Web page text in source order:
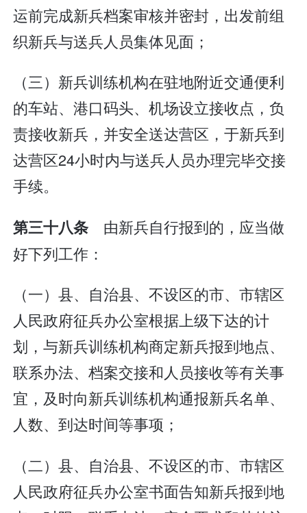
运前完成新兵档案审核并密封，出发前组
织新兵与送兵人员集体见面；
（三）新兵训练机构在驻地附近交通便利
的车站、港口码头、机场设立接收点，负
责接收新兵，并安全送达营区，于新兵到
达营区24小时内与送兵人员办理完毕交接
手续。
第三十八条 由新兵自行报到的，应当做
好下列工作：
（一）县、自治县、不设区的市、市辖区
人民政府征兵办公室根据上级下达的计
划，与新兵训练机构商定新兵报到地点、
联系办法、档案交接和人员接收等有关事
宜，及时向新兵训练机构通报新兵名单、
人数、到达时间等事项；
（二）县、自治县、不设区的市、市辖区
人民政府征兵办公室书面告知新兵报到地